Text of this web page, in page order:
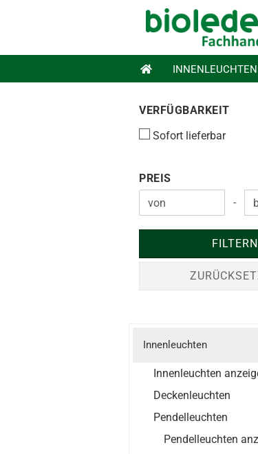
INNENLEUCHTEN
VERFÜGBARKEIT
VERFÜGBARKEIT
Sofort lieferbar
PREIS
PREIS
Preis bis
-
FILTERN
Innenleuchten
Innenleuchten
Deckenleuchten
Pendelleuchten
Pendelleuchten